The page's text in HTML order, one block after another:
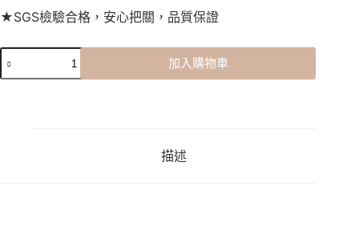
★SGS檢驗合格，安心把關，品質保證
加入購物車
描述